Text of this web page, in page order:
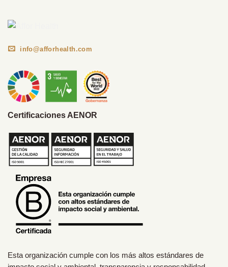
info@afforhealth.com
Certificaciones AENOR
Esta organización cumple con los más altos estándares de